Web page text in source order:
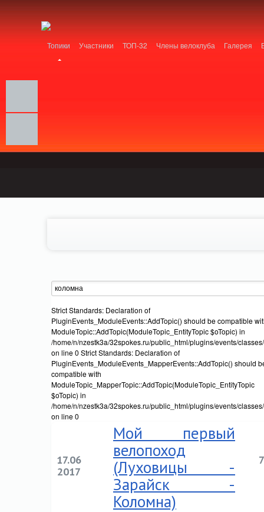
Топики Участники ТОП-32 Члены велоклуба Галерея
Strict Standards: Declaration of
PluginEvents_ModuleEvents::AddTopic() should be compatible
ModuleTopic::AddTopic(ModuleTopic_EntityTopic $oTopic) in
/home/n/nzestk3a/32spokes.ru/public_html/plugins/events/
on line 0 Strict Standards: Declaration of
PluginEvents_ModuleEvents_MapperEvents::AddTopic() should
compatible with
ModuleTopic_MapperTopic::AddTopic(ModuleTopic_EntityTopic
$oTopic) in
/home/n/nzestk3a/32spokes.ru/public_html/plugins/events/
on line 0
17.06
2017
Мой первый
велопоход
(Луховицы -
Зарайск -
Коломна)
7